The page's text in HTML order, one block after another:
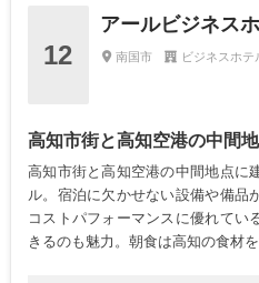
12
アールビジネス
南国市 ビジネスホ
高知市街と高知空港の中間
高知市街と高知空港の中間地点に
ル。宿泊に欠かせない設備や備品
コストパフォーマンスに優れてい
きるのも魅力。朝食は高知の食材